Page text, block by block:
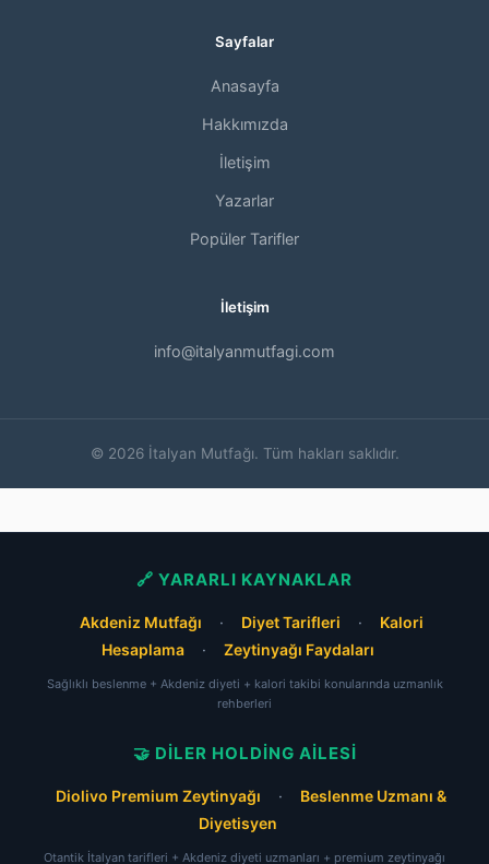
Sayfalar
Anasayfa
Hakkımızda
İletişim
Yazarlar
Popüler Tarifler
İletişim
info@italyanmutfagi.com
© 2026 İtalyan Mutfağı. Tüm hakları saklıdır.
🔗 YARARLI KAYNAKLAR
Akdeniz Mutfağı · Diyet Tarifleri ·
Kalori
Hesaplama
· Zeytinyağı Faydaları
Sağlıklı beslenme + Akdeniz diyeti + kalori takibi konularında uzmanlık
rehberleri
🤝 DILER HOLDING AILESI
Diolivo Premium Zeytinyağı ·
Beslenme Uzmanı &
Diyetisyen
Otantik İtalyan tarifleri + Akdeniz diyeti uzmanları + premium zeytinyağı